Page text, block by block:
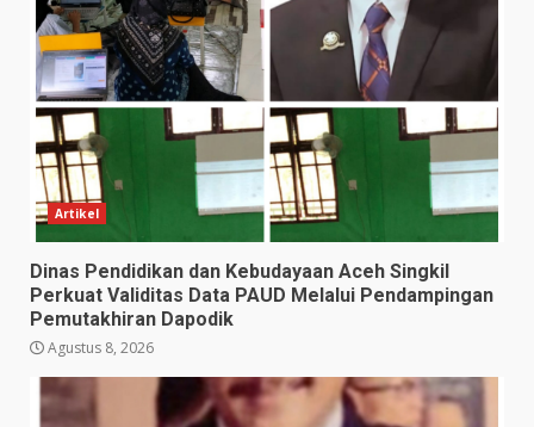
Artikel
Dinas Pendidikan dan Kebudayaan Aceh Singkil
Perkuat Validitas Data PAUD Melalui Pendampingan
Pemutakhiran Dapodik
Agustus 8, 2026